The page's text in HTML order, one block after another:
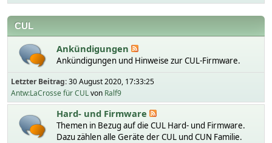
CUL
Ankündigungen
Ankündigungen und Hinweise zur CUL-Firmware.
Letzter Beitrag:30 August 2020, 17:33:25
Antw:LaCrosse für CULvon Ralf9
Hard- und Firmware
Themen in Bezug auf die CUL Hard- und Firmware.
Dazu zählen alle Geräte der CUL und CUN Familie.